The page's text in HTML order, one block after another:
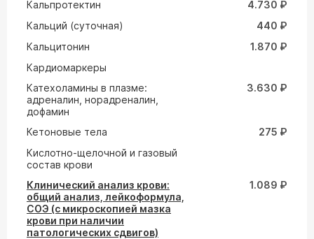
Кальпротектин
4.730 ₽
Кальций (суточная)
440 ₽
Кальцитонин
1.870 ₽
Кардиомаркеры
Катехоламины в плазме:
адреналин, норадреналин,
дофамин
3.630 ₽
Кетоновые тела
275 ₽
Кислотно-щелочной и газовый
состав крови
Клинический анализ крови:
общий анализ, лейкоформула,
СОЭ (с микроскопией мазка
крови при наличии
патологических сдвигов)
1.089 ₽